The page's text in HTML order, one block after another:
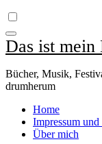
Das ist mein
Bücher, Musik,
drumherum
Home
Impressum
Über mich